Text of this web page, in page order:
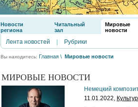
Новости
региона
Читальный
зал
Мировые
новости
Лента новостей Рубрики
Вы находитесь: Главная \ Мировые новости
МИРОВЫЕ НОВОСТИ
Немецкий
11.01.2022,